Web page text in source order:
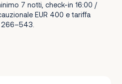
7 notti, check-in 16:00 /
EUR 400 e tariffa